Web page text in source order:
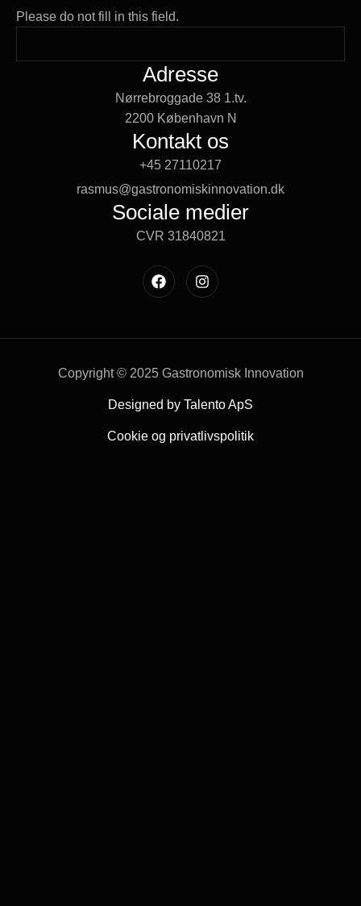
Please do not fill in this field.
Adresse
Nørrebroggade 38 1.tv.
2200 København N
Kontakt os
+45 27110217
rasmus@gastronomiskinnovation.dk
Sociale medier
CVR 31840821
Copyright © 2025 Gastronomisk Innovation
Designed by Talento ApS
Cookie og privatlivspolitik